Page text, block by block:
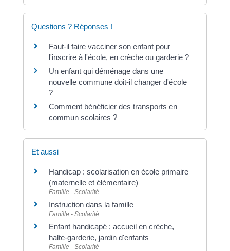
Questions ? Réponses !
Faut-il faire vacciner son enfant pour
l'inscrire à l'école, en crèche ou garderie ?
Un enfant qui déménage dans une
nouvelle commune doit-il changer d'école
?
Comment bénéficier des transports en
commun scolaires ?
Et aussi
Handicap : scolarisation en école primaire
(maternelle et élémentaire)
Famille - Scolarité
Instruction dans la famille
Famille - Scolarité
Enfant handicapé : accueil en crèche,
halte-garderie, jardin d'enfants
Famille - Scolarité